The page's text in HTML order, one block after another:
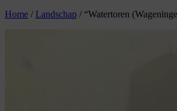
Home / Landschap / “Watertoren